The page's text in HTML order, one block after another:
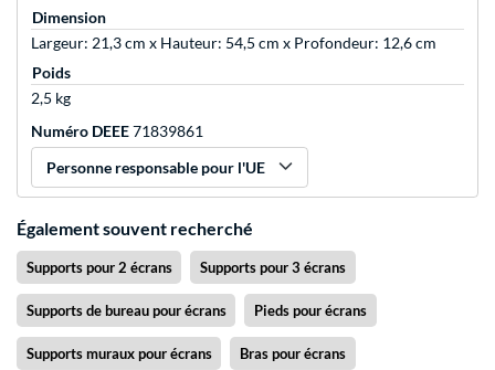
Dimension
Largeur: 21,3 cm x Hauteur: 54,5 cm x Profondeur: 12,6 cm
Poids
2,5 kg
Numéro DEEE71839861
Personne responsable pour l'UE
Également souvent recherché
Supports pour 2 écrans Supports pour 3 écrans
Supports de bureau pour écrans Pieds pour écrans
Supports muraux pour écrans Bras pour écrans